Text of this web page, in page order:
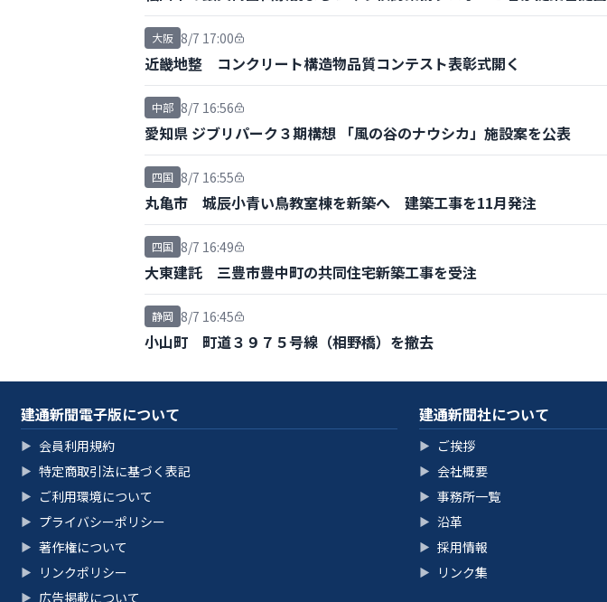
大阪 8/7 17:00
近畿地整 コンクリート構造物品質コンテスト表彰式開く
中部 8/7 16:56
愛知県 ジブリパーク３期構想 「風の谷のナウシカ」施設案を公表
四国 8/7 16:55
丸亀市 城辰小青い鳥教室棟を新築へ 建築工事を11月発注
四国 8/7 16:49
大東建託 三豊市豊中町の共同住宅新築工事を受注
静岡 8/7 16:45
小山町 町道３９７５号線（相野橋）を撤去
建通新聞電子版について
▶ 会員利用規約
▶ 特定商取引法に基づく表記
▶ ご利用環境について
▶ プライバシーポリシー
▶ 著作権について
▶ リンクポリシー
▶ 広告掲載について
建通新聞社について
▶ ご挨拶
▶ 会社概要
▶ 事務所一覧
▶ 沿革
▶ 採用情報
▶ リンク集